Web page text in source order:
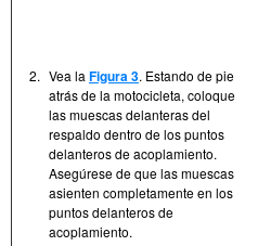
2. Vea la Figura 3. Estando de pie
atrás de la motocicleta, coloque
las muescas delanteras del
respaldo dentro de los puntos
delanteros de acoplamiento.
Asegúrese de que las muescas
asienten completamente en los
puntos delanteros de
acoplamiento.